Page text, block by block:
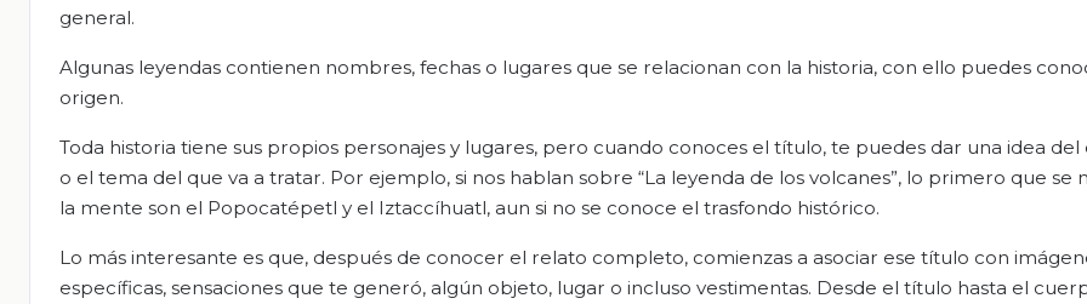
general.
Algunas leyendas contienen nombres, fechas o lugares que se relacionan con la historia, con ello puedes
origen.
Toda historia tiene sus propios personajes y lugares, pero cuando conoces el título, te puedes dar una idea
o el tema del que va a tratar. Por ejemplo, si nos hablan sobre “La leyenda de los volcanes”, lo primero que se
la mente son el Popocatépetl y el Iztaccíhuatl, aun si no se conoce el trasfondo histórico.
Lo más interesante es que, después de conocer el relato completo, comienzas a asociar ese título con
específicas, sensaciones que te generó, algún objeto, lugar o incluso vestimentas. Desde el título hasta el